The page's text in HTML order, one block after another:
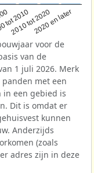
2010
2010 tot 20202020 en later
voor de
van de
1 juli 2026. Merk
met een
in een gebied is
Dit is omdat er
kunnen
Anderzijds
(zoals
adres zijn in deze